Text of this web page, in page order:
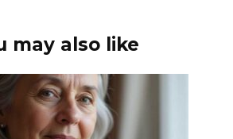
may also like